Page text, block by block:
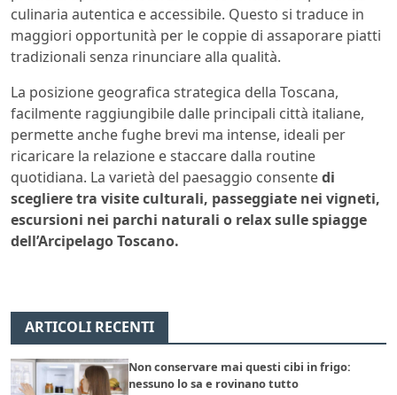
culinaria autentica e accessibile. Questo si traduce in
maggiori opportunità per le coppie di assaporare piatti
tradizionali senza rinunciare alla qualità.
La posizione geografica strategica della Toscana,
facilmente raggiungibile dalle principali città italiane,
permette anche fughe brevi ma intense, ideali per
ricaricare la relazione e staccare dalla routine
quotidiana. La varietà del paesaggio consentedi
scegliere tra visite culturali, passeggiate nei vigneti,
escursioni nei parchi naturali o relax sulle spiagge
dell’Arcipelago Toscano.
ARTICOLI RECENTI
Non conservare mai questi cibi in frigo:
nessuno lo sa e rovinano tutto